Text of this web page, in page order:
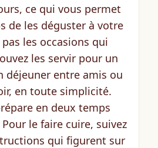
, ce qui vous permet
de les déguster à votre
les occasions qui
les servir pour un
déjeuner entre amis ou
en toute simplicité.
en deux temps
Pour le faire cuire, suivez
qui figurent sur